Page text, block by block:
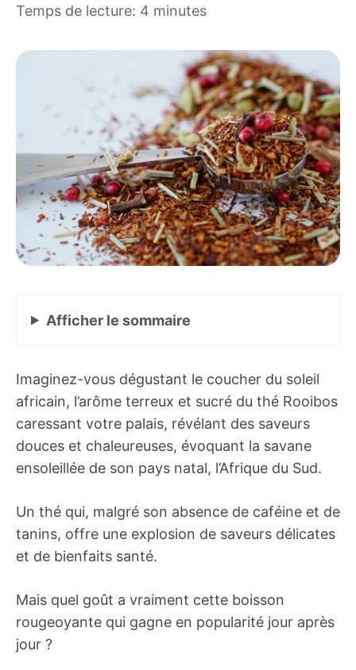
Temps de lecture: 4 minutes
Afficher le sommaire
Imaginez-vous dégustant le coucher du soleil
africain, l’arôme terreux et sucré du thé Rooibos
caressant votre palais, révélant des saveurs
douces et chaleureuses, évoquant la savane
ensoleillée de son pays natal, l’Afrique du Sud.
Un thé qui, malgré son absence de caféine et de
tanins, offre une explosion de saveurs délicates
et de bienfaits santé.
Mais quel goût a vraiment cette boisson
rougeoyante qui gagne en popularité jour après
jour ?